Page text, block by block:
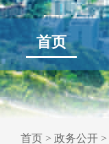
首页
首页 > 政务公开 >